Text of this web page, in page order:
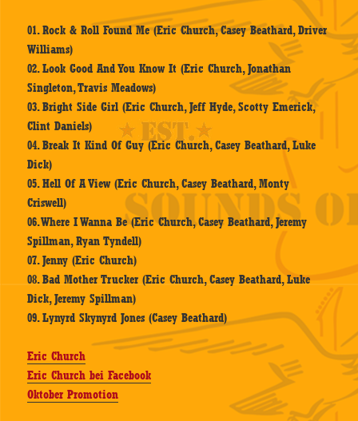
01. Rock & Roll Found Me (Eric Church, Casey Beathard, Driver
Williams)
02. Look Good And You Know It (Eric Church, Jonathan
Singleton, Travis Meadows)
03. Bright Side Girl (Eric Church, Jeff Hyde, Scotty Emerick,
Clint Daniels)
04. Break It Kind Of Guy (Eric Church, Casey Beathard, Luke
Dick)
05. Hell Of A View (Eric Church, Casey Beathard, Monty
Criswell)
06. Where I Wanna Be (Eric Church, Casey Beathard, Jeremy
Spillman, Ryan Tyndell)
07. Jenny (Eric Church)
08. Bad Mother Trucker (Eric Church, Casey Beathard, Luke
Dick, Jeremy Spillman)
09. Lynyrd Skynyrd Jones (Casey Beathard)
Eric Church
Eric Church bei Facebook
Oktober Promotion